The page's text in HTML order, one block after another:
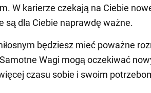
W karierze czekają na Ciebie
są dla Ciebie naprawdę ważne.
będziesz mieć poważne
Wagi mogą oczekiwać
czasu sobie i swoim